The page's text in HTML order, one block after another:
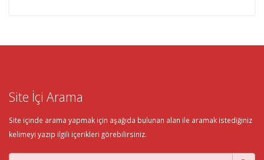
Site İçi Arama
Site içinde arama yapmak için aşağıda bulunan alan ile aramak istediğiniz
kelimeyi yazıp ilgili içerikleri görebilirsiniz.